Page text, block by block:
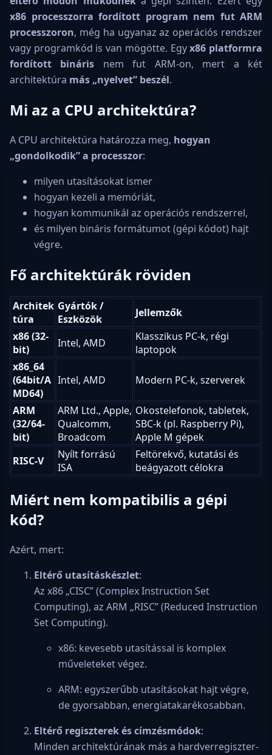
x86 processzorra fordított program nem fut ARM
processzoron, még ha ugyanaz az operációs rendszer
vagy programkód is van mögötte. Egyx86 platformra
fordított bináris nem fut ARM-on, mert a két
architektúra más „nyelvet” beszél.
Mi az a CPU architektúra?
A CPU architektúra határozza meg, hogyan
„gondolkodik” a processzor:
milyen utasításokat ismer
hogyan kezeli a memóriát,
hogyan kommunikál az operációs rendszerrel,
és milyen bináris formátumot (gépi kódot) hajt
végre.
Fő architektúrák röviden
Architek
túra
Gyártók /
Eszközök
Jellemzők
x86 (32-
bit)
Intel, AMD
Klasszikus PC-k, régi
laptopok
x86_64
(64bit/A
MD64)
Intel, AMD Modern PC-k, szerverek
ARM
(32/64-
bit)
ARM Ltd., Apple,
Qualcomm,
Broadcom
Okostelefonok, tabletek,
SBC-k (pl. Raspberry Pi),
Apple M gépek
RISC-V
Nyílt forrású
ISA
Feltörekvő, kutatási és
beágyazott célokra
Miért nem kompatibilis a gépi
kód?
Azért, mert:
Eltérő utasításkészlet:
Az x86 „CISC” (Complex Instruction Set
Computing), az ARM „RISC” (Reduced Instruction
Set Computing).
x86: kevesebb utasítással is komplex
műveleteket végez.
ARM: egyszerűbb utasításokat hajt végre,
de gyorsabban, energiatakarékosabban.
Eltérő regiszterek és címzésmódok:
Minden architektúrának más a hardverregiszter-